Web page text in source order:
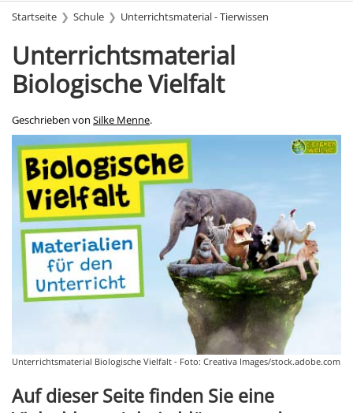
Startseite Schule Unterrichtsmaterial - Tierwissen
Unterrichtsmaterial
Biologische Vielfalt
Geschrieben von Silke Menne.
Unterrichtsmaterial Biologische Vielfalt - Foto: Creativa Images/stock.adobe.com
Auf dieser Seite finden Sie eine